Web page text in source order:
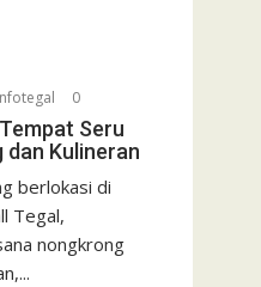
0
Seru
Kulineran
berlokasi di
Tegal,
nongkrong